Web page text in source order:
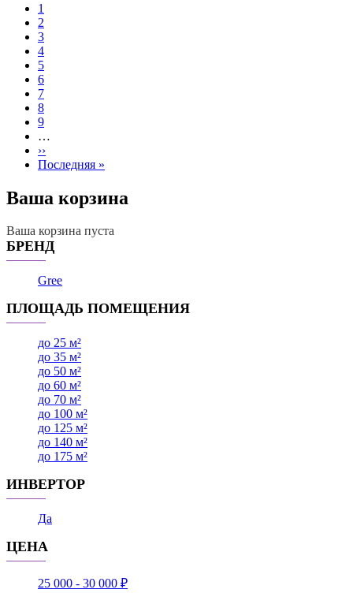
Нумерация
страниц
Текущая
страница
1
Page
2
Page
3
Page
4
Page
5
Page
6
Page
7
Page
8
Page
9
…
Следующая
страница
››
Последняя
Последняя »
Ваша корзина
Ваша корзина пуста
БРЕНД
Gree
ПЛОЩАДЬ ПОМЕЩЕНИЯ
до 25 м²
до 35 м²
до 50 м²
до 60 м²
до 70 м²
до 100 м²
до 125 м²
до 140 м²
до 175 м²
ИНВЕРТОР
Да
ЦЕНА
25 000 - 30 000 ₽